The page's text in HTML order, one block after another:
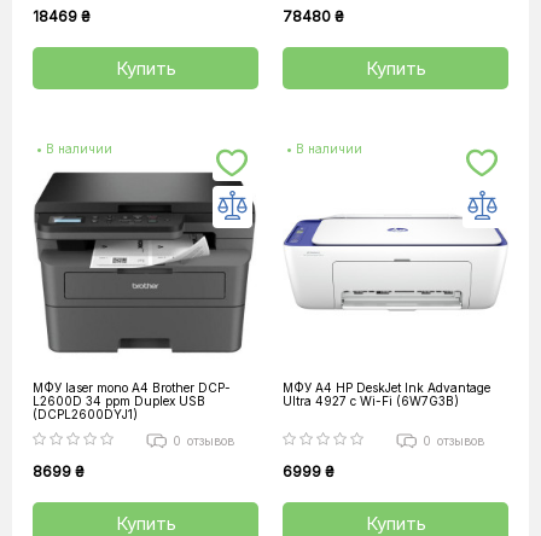
18469 ₴
Купить
78480 ₴
Купить
• В наличии
МФУ laser mono A4 Brother DCP-
L2600D 34 ppm Duplex USB
(DCPL2600DYJ1)
0 отзывов
8699 ₴
Купить
• В наличии
МФУ A4 HP DeskJet Ink Advantage
Ultra 4927 с Wi-Fi (6W7G3B)
0 отзывов
6999 ₴
Купить